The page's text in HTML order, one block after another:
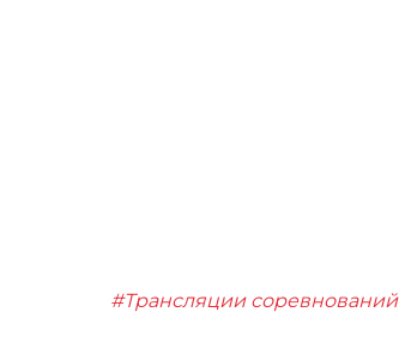
#Трансляции соревнований